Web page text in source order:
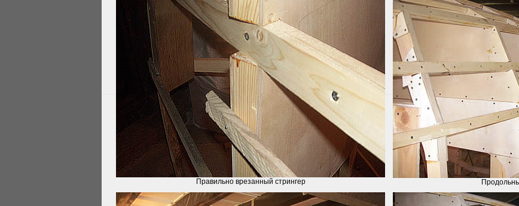
Правильно врезанный стрингер